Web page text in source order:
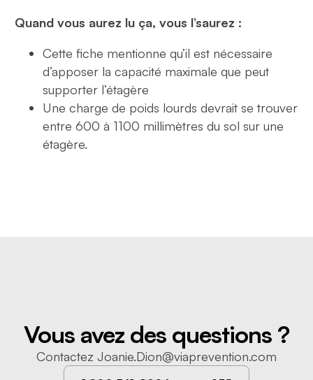
Quand vous aurez lu ça, vous l’saurez :
Cette fiche mentionne qu’il est nécessaire
d’apposer la capacité maximale que peut
supporter l’étagère
Une charge de poids lourds devrait se trouver
entre 600 à 1100 millimètres du sol sur une
étagère.
Vous avez des questions ?
Contactez Joanie.Dion@viaprevention.com